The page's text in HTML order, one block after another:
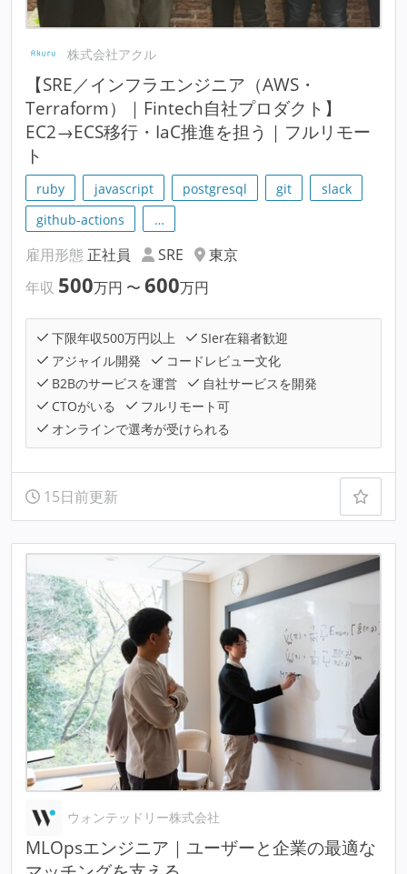
株式会社アクル
【SRE／インフラエンジニア（AWS・
Terraform）｜Fintech自社プロダクト】
EC2→ECS移行・IaC推進を担う｜フルリモー
ト
ruby javascript postgresql git
slack
github-actions
…
雇用形態 正社員 SRE
東京
年収 500万円 〜 600万円
下限年収500万円以上
SIer在籍者歓迎
アジャイル開発
コードレビュー文化
B2Bのサービスを運営
自社サービスを開発
CTOがいる
フルリモート可
オンラインで選考が受けられる
15日前更新
ウォンテッドリー株式会社
MLOpsエンジニア｜ユーザーと企業の最適な